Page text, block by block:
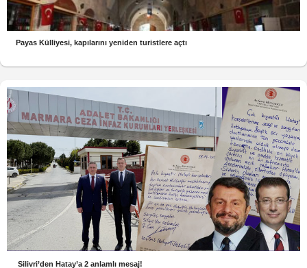
Payas Külliyesi, kapılarını yeniden turistlere açtı
Silivri’den Hatay’a 2 anlamlı mesaj!